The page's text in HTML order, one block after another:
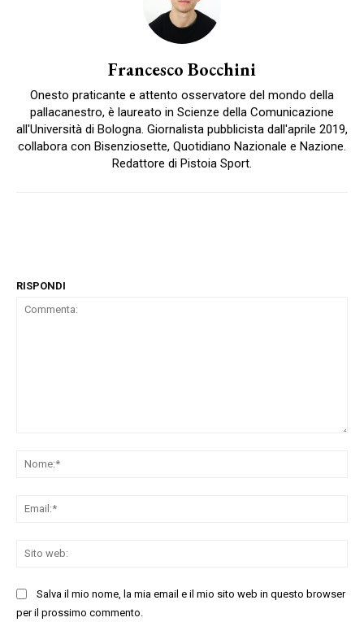
Francesco Bocchini
Onesto praticante e attento osservatore del mondo della
pallacanestro, è laureato in Scienze della Comunicazione
all'Università di Bologna. Giornalista pubblicista dall'aprile 2019,
collabora con Bisenziosette, Quotidiano Nazionale e Nazione.
Redattore di Pistoia Sport.
RISPONDI
Salva il mio nome, la mia email e il mio sito web in questo browser
per il prossimo commento.